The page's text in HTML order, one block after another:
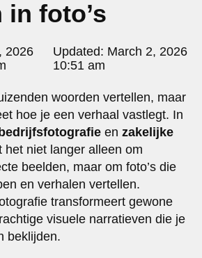
– annual report
special
in foto’s
2026
Updated: March 2, 2026
10:51 am
woorden vertellen, maar
hoe je een verhaal vastlegt. In
enzakelijke
het niet langer alleen om
beelden, maar om foto’s die
en verhalen vertellen.
transformeert gewone
visuele narratieven die je
beklijden.